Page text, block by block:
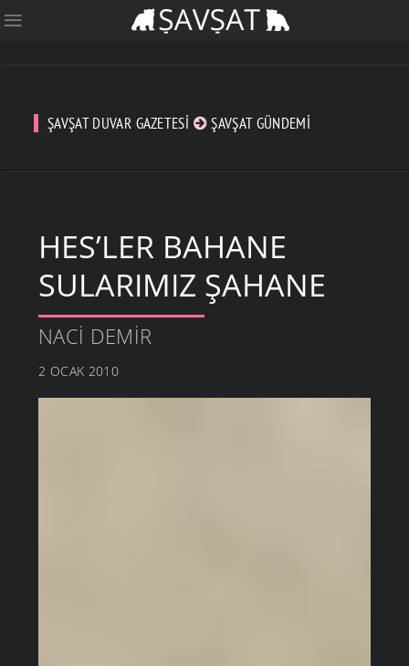
ŞAVŞAT DUVAR GAZETESI ŞAVŞAT GÜNDEMI
HES’LER BAHANE
SULARIMIZ ŞAHANE
NACI DEMIR
2 OCAK 2010